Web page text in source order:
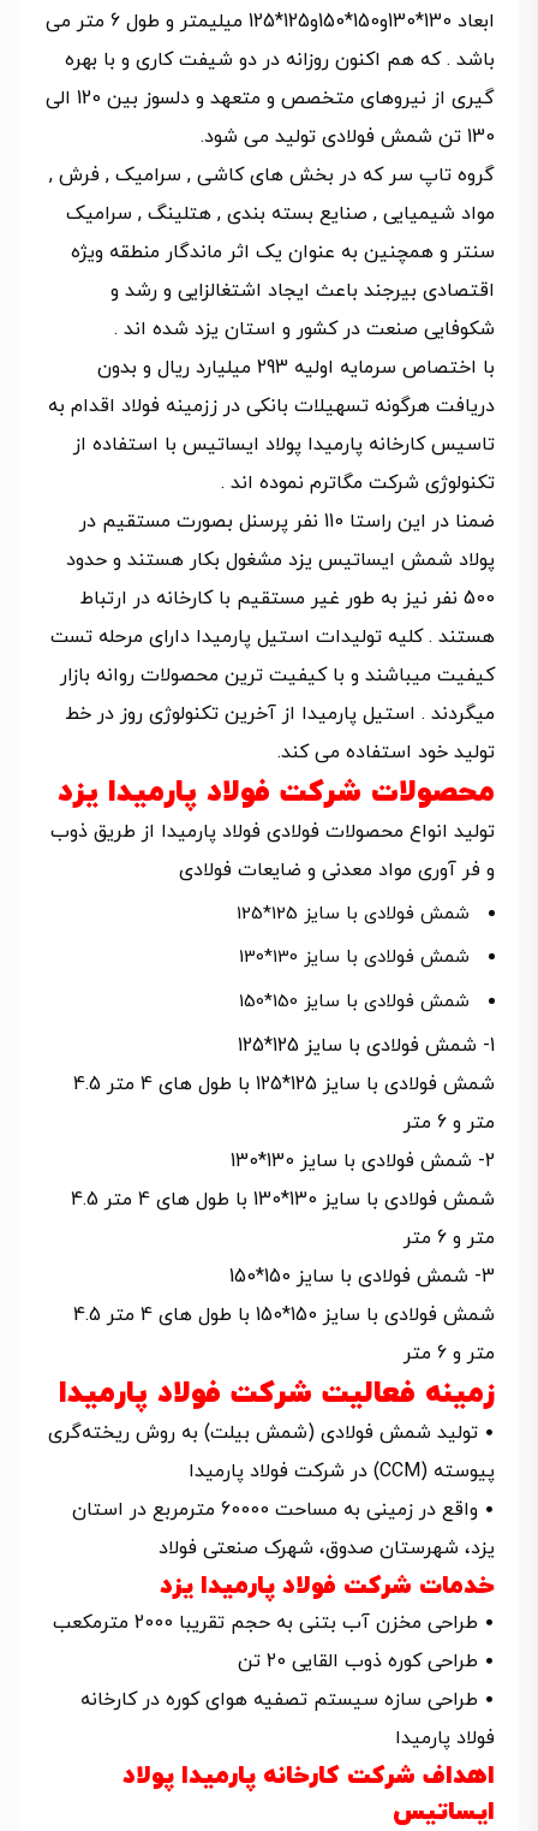
ابعاد 130*130و150*150و125*125 میلیمتر و طول 6 متر می
باشد . که هم اکنون روزانه در دو شیفت کاری و با بهره
گیری از نیروهای متخصص و متعهد و دلسوز بین 120 الی
130 تن شمش فولادی تولید می شود.
گروه تاپ سر که در بخش های کاشی , سرامیک , فرش ,
مواد شیمیایی , صنایع بسته بندی , هتلینگ , سرامیک
سنتر و همچنین به عنوان یک اثر ماندگار منطقه ویژه
اقتصادی بیرجند باعث ایجاد اشتغالزایی و رشد و
شکوفایی صنعت در کشور و استان یزد شده اند .
با اختصاص سرمایه اولیه 293 میلیارد ریال و بدون
دریافت هرگونه تسهیلات بانکی در ززمینه فولاد اقدام به
تاسیس کارخانه پارمیدا پولاد ایساتیس با استفاده از
تکنولوژی شرکت مگاترم نموده اند .
ضمنا در این راستا 110 نفر پرسنل بصورت مستقیم در
پولاد شمش ایساتیس یزد مشغول بکار هستند و حدود
500 نفر نیز به طور غیر مستقیم با کارخانه در ارتباط
هستند . کلیه تولیدات استیل پارمیدا دارای مرحله تست
کیفیت میباشند و با کیفیت ترین محصولات روانه بازار
میگردند . استیل پارمیدا از آخرین تکنولوژی روز در خط
تولید خود استفاده می کند.
محصولات شرکت فولاد پارمیدا یزد
تولید انواع محصولات فولادی فولاد پارمیدا از طریق ذوب
و فر آوری مواد معدنی و ضایعات فولادی
شمش فولادی با سایز 125*125
شمش فولادی با سایز 130*130
شمش فولادی با سایز 150*150
1- شمش فولادی با سایز 125*125
شمش فولادی با سایز 125*125 با طول های 4 متر 4.5
متر و 6 متر
2- شمش فولادی با سایز 130*130
شمش فولادی با سایز 130*130 با طول های 4 متر 4.5
متر و 6 متر
3- شمش فولادی با سایز 150*150
شمش فولادی با سایز 150*150 با طول های 4 متر 4.5
متر و 6 متر
زمینه فعالیت شرکت فولاد پارمیدا
• تولید شمش فولادی (شمش بیلت) به روش ریخته‌گری
پیوسته (CCM) در شرکت فولاد پارمیدا
• واقع در زمینی به مساحت 60000 مترمربع در استان
یزد، شهرستان صدوق، شهرک صنعتی فولاد
خدمات شرکت فولاد پارمیدا یزد
• طراحی مخزن آب بتنی به حجم تقریبا 2000 مترمکعب
• طراحی کوره ذوب القایی 20 تن
• طراحی سازه سیستم تصفیه هوای کوره در کارخانه
فولاد پارمیدا
اهداف شرکت کارخانه پارمیدا پولاد
ایساتیس